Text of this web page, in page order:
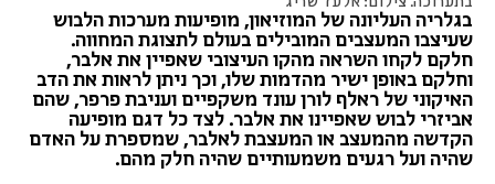
בגלריה העליונה של המוזיאון, מופיעות מערכות הלבוש
שעיצבו המעצבים המובילים בעולם לתצוגת המחווה.
חלקם לקחו השראה מהקו העיצובי שאפיין את אלבר,
וחלקם באופן ישיר מהדמות שלו, וכך ניתן לראות את הדב
האיקוני של ראלף לורן עונד משקפיים ועניבת פרפר, שהם
אביזרי לבוש שאפיינו את אלבר. לצד כל דגם מופיעה
הקדשה מהמעצב או המעצבת לאלבר, שמספרת על האדם
שהיה ועל רגעים משמעותיים שהיה חלק מהם.